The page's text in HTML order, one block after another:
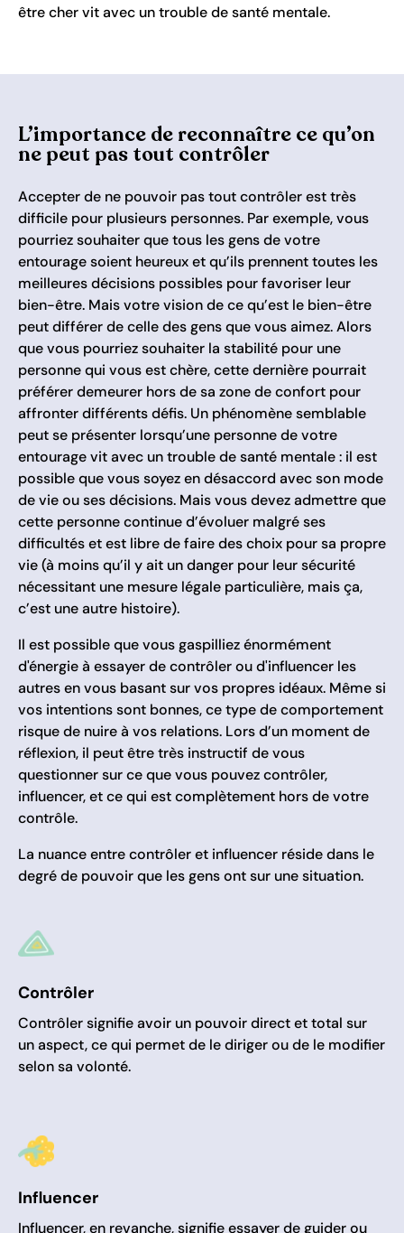
être cher vit avec un trouble de santé mentale.
L’importance de reconnaître ce qu’on
ne peut pas tout contrôler
Accepter de ne pouvoir pas tout contrôler est très
difficile pour plusieurs personnes. Par exemple, vous
pourriez souhaiter que tous les gens de votre
entourage soient heureux et qu’ils prennent toutes les
meilleures décisions possibles pour favoriser leur
bien-être. Mais votre vision de ce qu’est le bien-être
peut différer de celle des gens que vous aimez. Alors
que vous pourriez souhaiter la stabilité pour une
personne qui vous est chère, cette dernière pourrait
préférer demeurer hors de sa zone de confort pour
affronter différents défis. Un phénomène semblable
peut se présenter lorsqu’une personne de votre
entourage vit avec un trouble de santé mentale : il est
possible que vous soyez en désaccord avec son mode
de vie ou ses décisions. Mais vous devez admettre que
cette personne continue d’évoluer malgré ses
difficultés et est libre de faire des choix pour sa propre
vie (à moins qu’il y ait un danger pour leur sécurité
nécessitant une mesure légale particulière, mais ça,
c’est une autre histoire).
Il est possible que vous gaspilliez énormément
d'énergie à essayer de contrôler ou d'influencer les
autres en vous basant sur vos propres idéaux. Même si
vos intentions sont bonnes, ce type de comportement
risque de nuire à vos relations. Lors d’un moment de
réflexion, il peut être très instructif de vous
questionner sur ce que vous pouvez contrôler,
influencer, et ce qui est complètement hors de votre
contrôle.
La nuance entre contrôler et influencer réside dans le
degré de pouvoir que les gens ont sur une situation.
Contrôler
Contrôler signifie avoir un pouvoir direct et total sur
un aspect, ce qui permet de le diriger ou de le modifier
selon sa volonté.
Influencer
Influencer, en revanche, signifie essayer de guider ou